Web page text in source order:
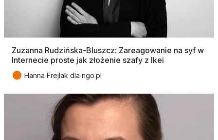
Zuzanna Rudzińska-Bluszcz: Zareagowanie na syf w
Internecie proste jak złożenie szafy z Ikei
● Hanna Frejlak dla ngo.pl